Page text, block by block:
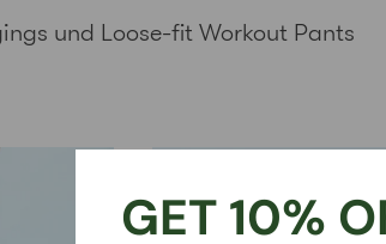
und Loose-fit Workout Pants
GET 10%